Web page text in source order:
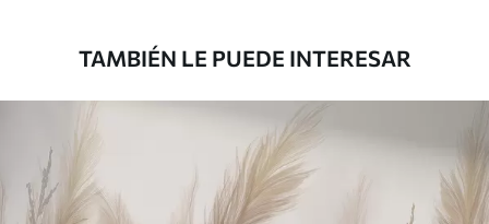
Peel and Stick
12.77$7.66/sq ft
TAMBIÉN LE PUEDE INTERESAR